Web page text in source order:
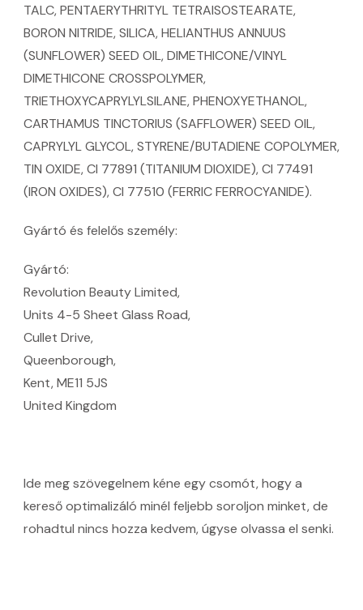
TALC, PENTAERYTHRITYL TETRAISOSTEARATE,
BORON NITRIDE, SILICA, HELIANTHUS ANNUUS
(SUNFLOWER) SEED OIL, DIMETHICONE/VINYL
DIMETHICONE CROSSPOLYMER,
TRIETHOXYCAPRYLYLSILANE, PHENOXYETHANOL,
CARTHAMUS TINCTORIUS (SAFFLOWER) SEED OIL,
CAPRYLYL GLYCOL, STYRENE/BUTADIENE COPOLYMER,
TIN OXIDE, CI 77891 (TITANIUM DIOXIDE), CI 77491
(IRON OXIDES), CI 77510 (FERRIC FERROCYANIDE).
Gyártó és felelős személy:
Gyártó:
Revolution Beauty Limited,
Units 4-5 Sheet Glass Road,
Cullet Drive,
Queenborough,
Kent, ME11 5JS
United Kingdom
Ide meg szövegelnem kéne egy csomót, hogy a
kereső optimalizáló minél feljebb soroljon minket, de
rohadtul nincs hozza kedvem, úgyse olvassa el senki.